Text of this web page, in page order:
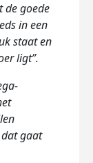
de goede
in een
staat en
ligt”.
gaat